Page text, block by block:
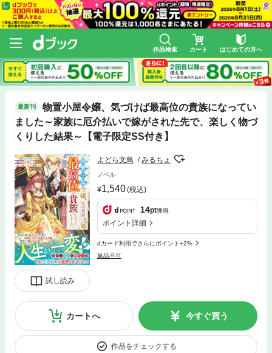
作品検索 カート はじめての方へ
最新刊
物置小屋令嬢、気づけば最高位の貴族になってい
ました～家族に厄介払いで嫁がされた先で、楽しく物づ
くりした結果～【電子限定SS付き】
試し読み
よどら文鳥 みるちょ
ノベル
1,540(税込)
14pt獲得
ポイント詳細
dカード利用でさらにポイント+2%
返品不可
カートへ 今すぐ買う
作品をチェックする